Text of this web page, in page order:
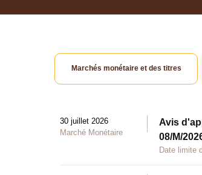
Marchés monétaire et des titres
30 juillet 2026
Marché Monétaire
Avis
08/M/
Date limite